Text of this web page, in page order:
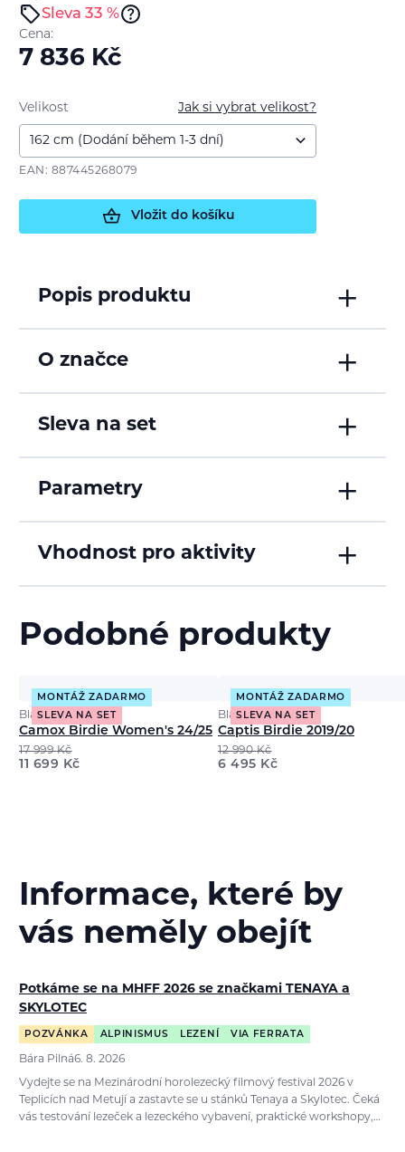
Sleva 33 %
Cena:
7 836 Kč
Jak si vybrat velikost?
Velikost
EAN: 887445268079
Vložit do košíku
Popis produktu
O značce
Sleva na set
Parametry
Vhodnost pro aktivity
Podobné produkty
MONTÁŽ ZADARMO
SLEVA NA SET
Black Crows
Camox Birdie Women's 24/25
17 999Kč
11 699 Kč
MONTÁŽ ZADARMO
SLEVA NA SET
Black Crows
Captis Birdie 2019/20
12 990Kč
6 495 Kč
Informace, které by
vás neměly obejít
Potkáme se na MHFF 2026 se značkami TENAYA a
SKYLOTEC
POZVÁNKA ALPINISMUS LEZENÍ VIA FERRATA
Bára Pilná6. 8. 2026
Vydejte se na Mezinárodní horolezecký filmový festival 2026 v
Teplicích nad Metují a zastavte se u stánků Tenaya a Skylotec. Čeká
vás testování lezeček a lezeckého vybavení, praktické workshopy,…